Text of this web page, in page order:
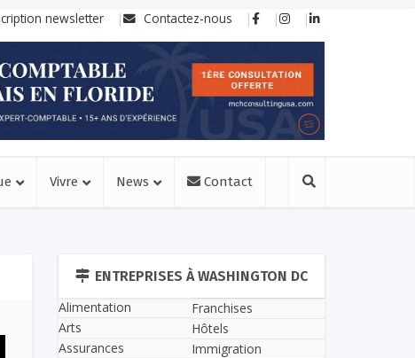
newsletter Contactez-nous
Vivre News Contact
ENTREPRISES À WASHINGTON DC
Alimentation
Arts
Assurances
Franchises
Hôtels
Immigration